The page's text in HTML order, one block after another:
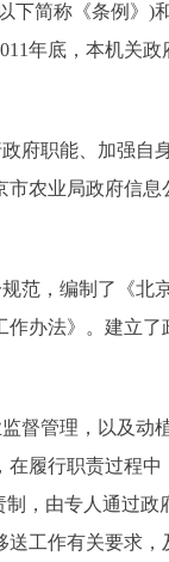
下简称《条例》)
年底，本机关政
府职能、加强自
农业局政府信息
范，编制了《北
办法》。建立了
督管理，以及动
在履行职责过程中
，由专人通过政
工作有关要求，